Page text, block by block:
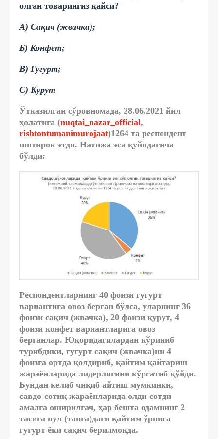
олган товарингиз қайси?
А) Сақич (жвачка);
Б) Конфет;
В) Гугурт;
С) Қурут
Ўтказилган сўровномада, 28.06.2021 йил
ҳолатига (nuqtai_nazar_official,
rishtontumanimurojaat)1264 та респондент
иштирок этди. Натижа эса қуйидагича
бўлди:
Респондентларнинг 40 фоизи гугурт
вариантига овоз берган бўлса, уларнинг 36
фоизи сақич (жвачка), 20 фоизи қурут, 4
фоизи конфет вариантларига овоз
берганлар. Юқоридагилардан кўриниб
турибдики, гугурт сақич (жвачка)ни 4
фоизга ортда қолдириб, қайтим қайтариш
жараёнларида лидерлигини кўрсатиб қўйди.
Бундан келиб чиқиб айтиш мумкинки,
савдо-сотиқ жараёнларида олди-сотди
амалга оширилгач, ҳар бешта одамнинг 2
тасига пул (танга)даги қайтим ўрнига
гугурт ёки сақич берилмоқда.